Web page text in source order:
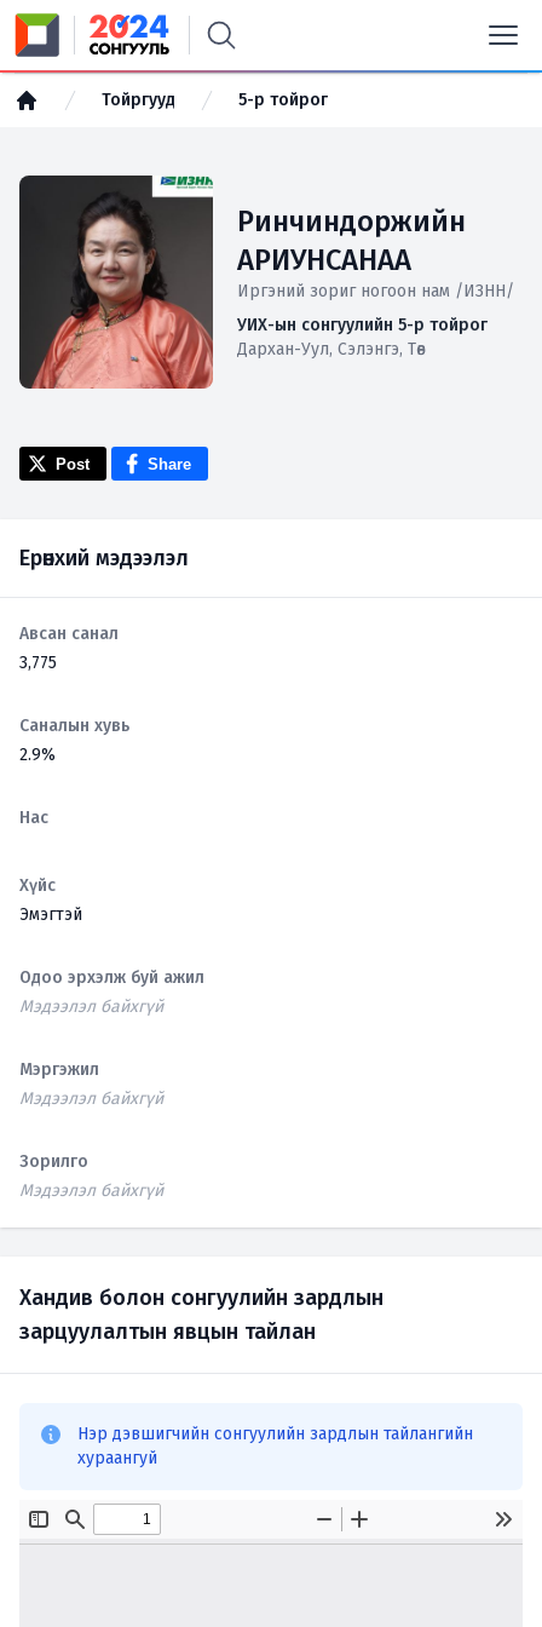
Тойргууд 5-р тойрог
Ринчиндоржийн
АРИУНСАНАА
Иргэний зориг ногоон нам /ИЗНН/
УИХ-ын сонгуулийн 5-р тойрог
Дархан-Уул, Сэлэнгэ, Төв
Post Share
Ерөнхий мэдээлэл
Авсан санал
3,775
Саналын хувь
2.9%
Нас
Хүйс
Эмэгтэй
Одоо эрхэлж буй ажил
Мэдээлэл байхгүй
Мэргэжил
Мэдээлэл байхгүй
Зорилго
Мэдээлэл байхгүй
Хандив болон сонгуулийн зардлын
зарцуулалтын явцын тайлан
Нэр дэвшигчийн сонгуулийн зардлын тайлангийн
хураангуй